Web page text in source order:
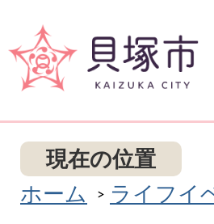
現在の位置
ホーム
ライフイ